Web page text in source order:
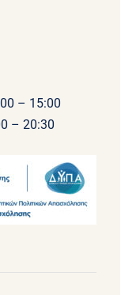
– 15:00
– 20:30